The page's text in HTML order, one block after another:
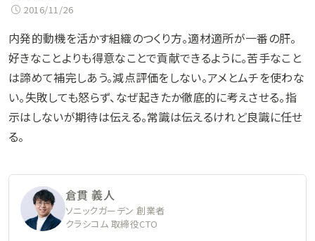
2016/11/26
内発的動機を活かす組織のつくり方。適材適所が一番の肝。
好きなことよりも得意なことで貢献できるように。苦手なこと
は諦めて補完しあう。減点評価をしない。アメとムチを使わな
い。失敗しても怒らず、なぜ起きたか徹底的に考えさせる。指
示はしないが期待は伝える。常識は伝えるけれど良識に任せ
る。
倉貫 義人
ソニックガーデン 創業者
クラシコム 取締役CTO